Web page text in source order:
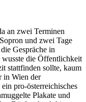
an zwei Terminen
und zwei Tage
Gespräche in
die Öffentlichkeit
stattfinden sollte, kaum
in Wien der
pro-österreichisches
Plakate und